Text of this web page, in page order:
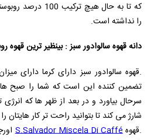
که تا به حال هیچ
را نداشته است.
دانه قهوه سالوادور سبز : بینظیر ترین قهوه
.قهوه سالوادور سبز دارای کرما دارای
تضمین کننده این است که شما را صبح
سرحال بیاورد و در بعد از ظهر ها که
شارژ می کند تا بتوانید راحت تر کار هایتان
.قهوهS.Salvador Miscela Di Caffé